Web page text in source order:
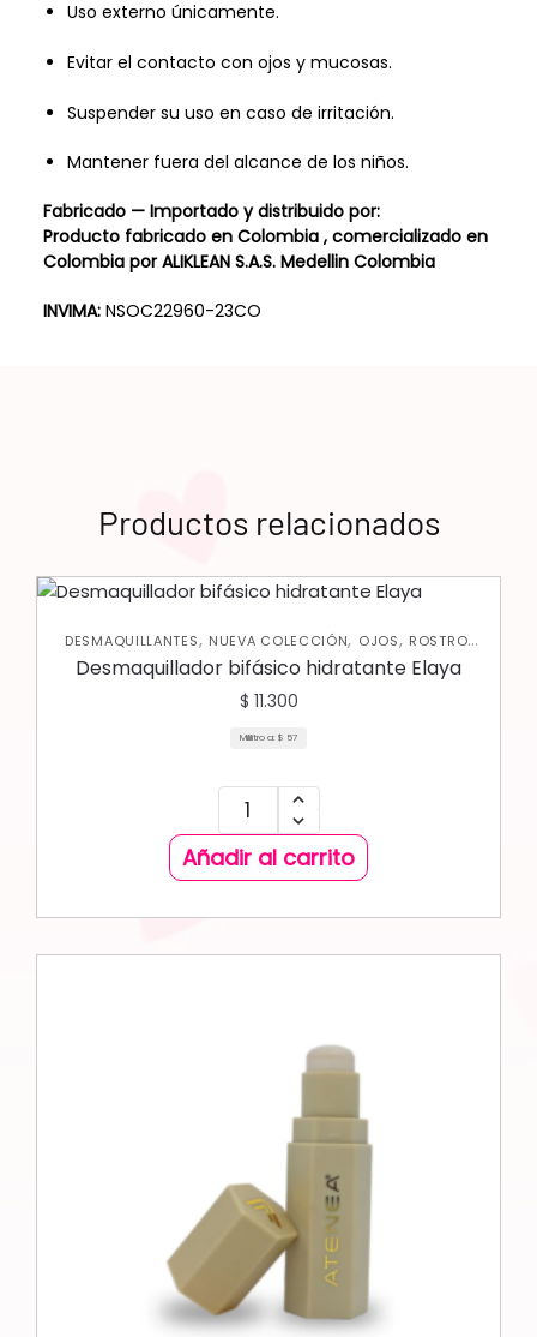
Uso externo únicamente.
Evitar el contacto con ojos y mucosas.
Suspender su uso en caso de irritación.
Mantener fuera del alcance de los niños.
Fabricado — Importado y distribuido por:
Producto fabricado en Colombia , comercializado en
Colombia por ALIKLEAN S.A.S. Medellin Colombia
INVIMA:NSOC22960-23CO
Productos relacionados
DESMAQUILLANTES, NUEVA COLECCIÓN, OJOS, ROSTRO,
SKIN CARE FACIAL
Desmaquillador bifásico hidratante Elaya
$ 11.300
Mililitro a: $ 57
Añadir al carrito